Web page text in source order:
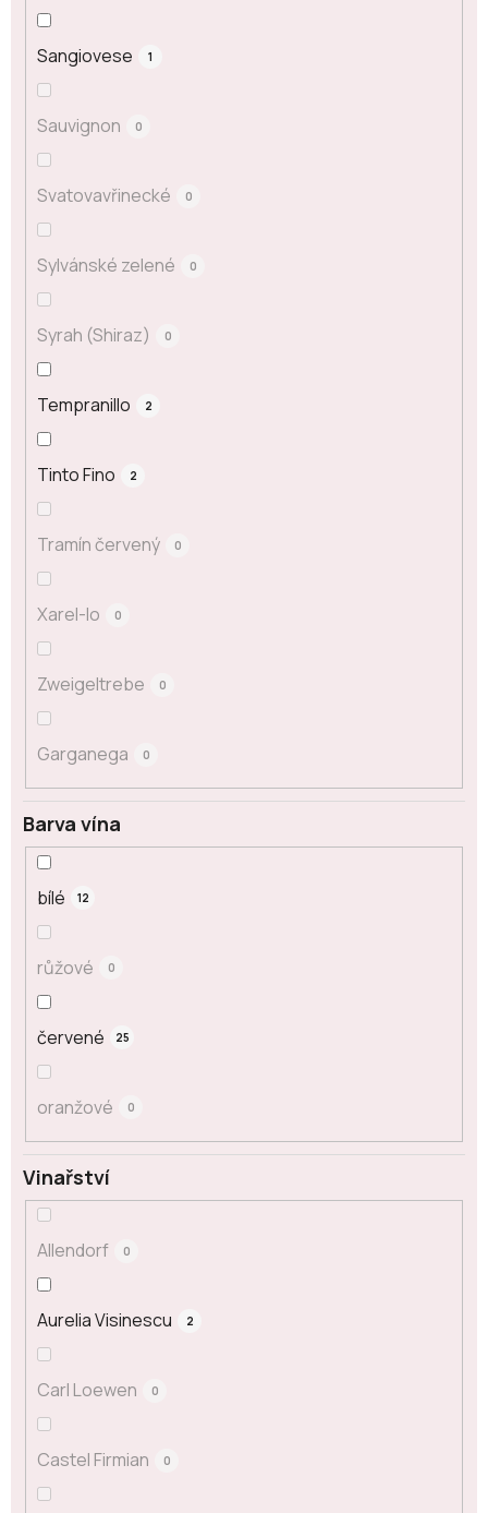
Sangiovese 1
Sauvignon 0
Svatovavřinecké 0
Sylvánské zelené 0
Syrah (Shiraz) 0
Tempranillo 2
Tinto Fino 2
Tramín červený 0
Xarel-lo 0
Zweigeltrebe 0
Garganega 0
Barva vína
bílé 12
růžové 0
červené 25
oranžové 0
Vinařství
Allendorf 0
Aurelia Visinescu 2
Carl Loewen 0
Castel Firmian 0